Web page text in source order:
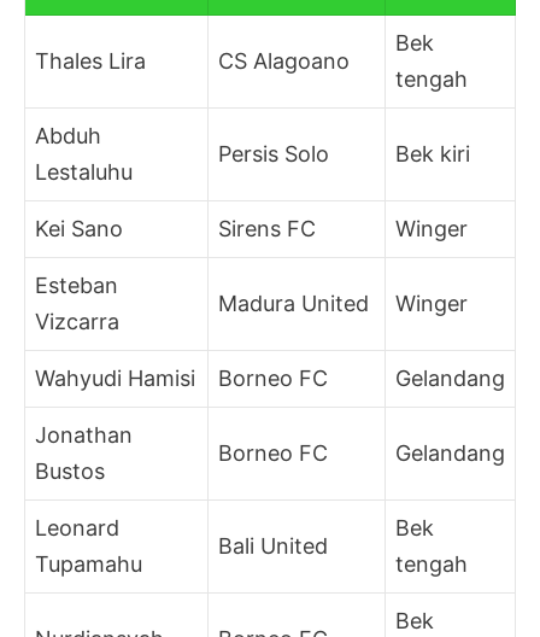
Thales Lira CS Alagoano
Bek
tengah
Abduh
Lestaluhu
Persis Solo Bek kiri
Kei Sano Sirens FC Winger
Esteban
Vizcarra
Madura United Winger
Wahyudi Hamisi Borneo FC Gelandang
Jonathan
Bustos
Borneo FC Gelandang
Leonard
Tupamahu
Bali United
Bek
tengah
Bek